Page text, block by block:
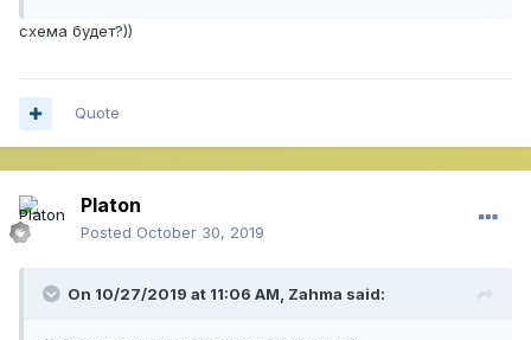
схема будет?))
Quote
Platon
Posted October 30, 2019
On 10/27/2019 at 11:06 AM, Zahma said: